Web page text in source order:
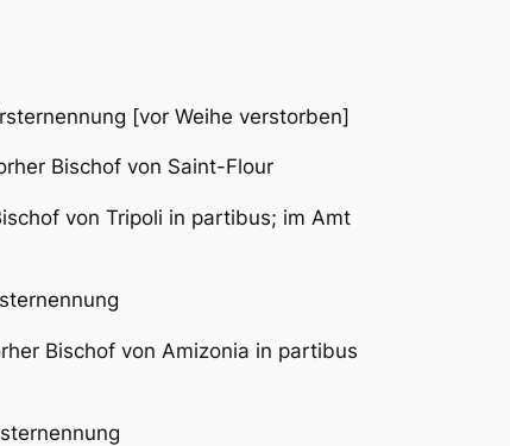
[vor Weihe verstorben]
Bischof von Saint-Flour
Tripoli in partibus; im Amt
von Amizonia in partibus